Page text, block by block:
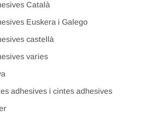
Català
Euskera i Galego
castellà
varies
adhesives i cintes adhesives